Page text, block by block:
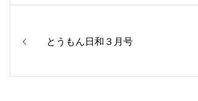
とうもん日和３月号